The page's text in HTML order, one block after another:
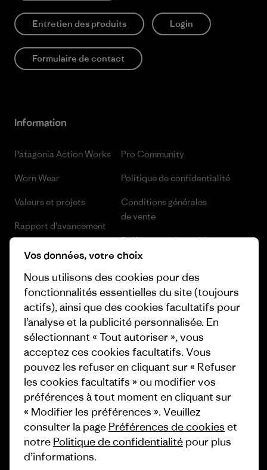
Entretien des produits Login
Formulaire de contact
Information
Patagonia Action Works
Worn Wear
Valeurs et projets
Rapport d’avancement
Business Unusual
Objectifs climatiques
1% For The Planet
Comment nous finançons
Nos magasins
Pro Community
Politique de confidentialité
Conditions générales
de vente
Préférences de cookie
Presse et media
Industry program
Programme d’affiliation
Patagonia Belgique Plan du site
© 2026 Patagonia, Inc. All Rights Reserved.
Vos données, votre choix
Nous utilisons des cookies pour des
fonctionnalités essentielles du site (toujours
actifs), ainsi que des cookies facultatifs pour
l’analyse et la publicité personnalisée. En
sélectionnant « Tout autoriser », vous
acceptez ces cookies facultatifs. Vous
pouvez les refuser en cliquant sur « Refuser
les cookies facultatifs » ou modifier vos
préférences à tout moment en cliquant sur
« Modifier les préférences ». Veuillez
consulter la page Préférences de cookies et
notre Politique de confidentialité pour plus
d’informations.